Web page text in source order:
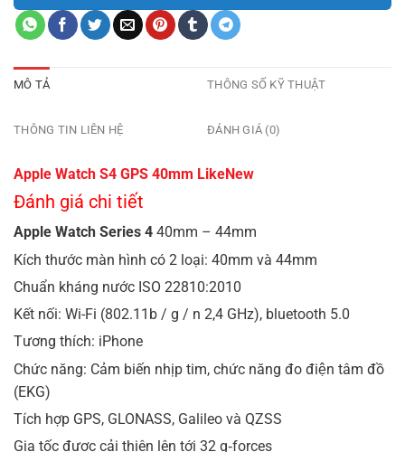
MÔ TẢ
ĐÁNH GIÁ (0)
THÔNG SỐ KỸ THUẬT
THÔNG TIN LIÊN HỆ
Apple Watch S4 GPS 40mm LikeNew
Đánh giá chi tiết
Apple Watch Series 4 40mm – 44mm
Kích thước màn hình có 2 loại: 40mm và 44mm
Chuẩn kháng nước ISO 22810:2010
Kết nối: Wi-Fi (802.11b / g / n 2,4 GHz), bluetooth 5.0
Tương thích: iPhone
Chức năng: Cảm biến nhịp tim, chức năng đo điện tâm đồ
(EKG)
Tích hợp GPS, GLONASS, Galileo và QZSS
Gia tốc được cải thiện lên tới 32 g‑forces